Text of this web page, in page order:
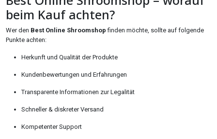
beim Kauf achten?
Wer den Best Online Shroomshop finden möchte, sollte auf folgende
Punkte achten:
Herkunft und Qualität der Produkte
Kundenbewertungen und Erfahrungen
Transparente Informationen zur Legalität
Schneller & diskreter Versand
Kompetenter Support